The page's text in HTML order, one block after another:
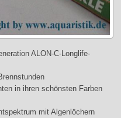
ALON-C-Longlife-
in ihren schönsten Farben
mit Algenlöchern